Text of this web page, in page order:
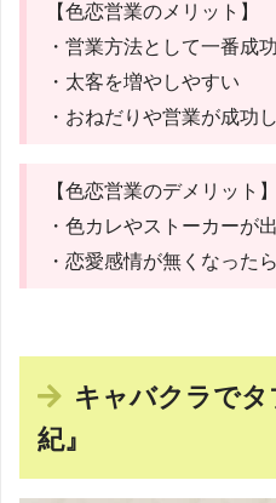
【色恋営業のメリット】
・営業方法として一番成
・太客を増やしやすい
・おねだりや営業が成功
【色恋営業のデメリット】
・色カレやストーカーが
・恋愛感情が無くなった
キャバクラで
紀』